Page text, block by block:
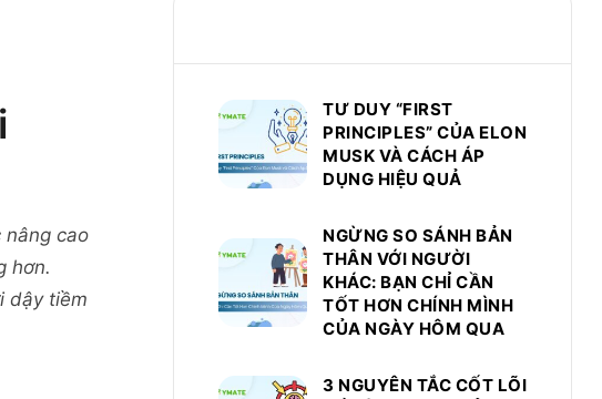
nâng cao
hơn.
dậy tiềm
TƯ DUY “FIRST
PRINCIPLES” CỦA ELON
MUSK VÀ CÁCH ÁP
DỤNG HIỆU QUẢ
NGỪNG SO SÁNH BẢN
THÂN VỚI NGƯỜI
KHÁC: BẠN CHỈ CẦN
TỐT HƠN CHÍNH MÌNH
CỦA NGÀY HÔM QUA
3 NGUYÊN TẮC CỐT LÕI